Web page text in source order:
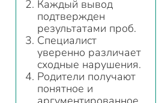
Каждый вывод
подтвержден
результатами проб.
Специалист
уверенно различает
сходные нарушения.
Родители получают
понятное и